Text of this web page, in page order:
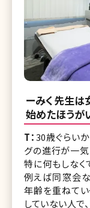
ーみく先生は
始めたほうが
T：30歳ぐらい
グの進行が一気
特に何もしなく
例えば同窓会
年齢を重ねてい
していない人で